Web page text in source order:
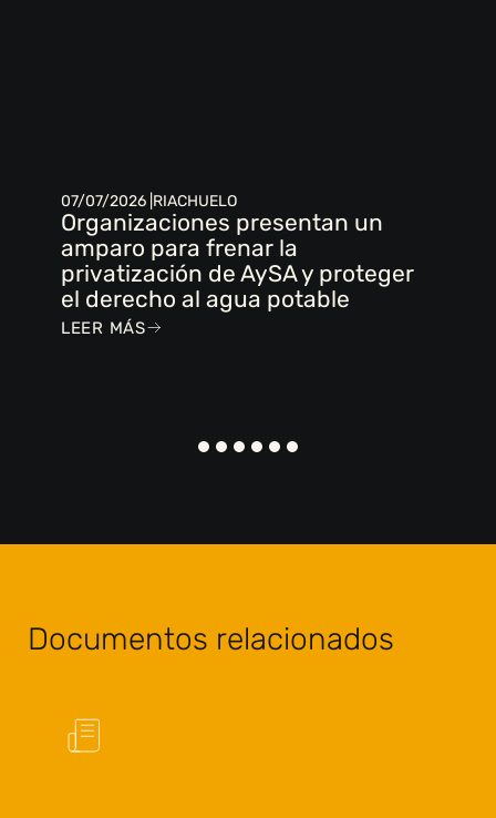
07/07/2026 | RIACHUELO
Organizaciones presentan un
amparo para frenar la
privatización de AySA y proteger
el derecho al agua potable
LEER MÁS
Documentos relacionados